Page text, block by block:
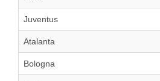
Juventus
Atalanta
Bologna